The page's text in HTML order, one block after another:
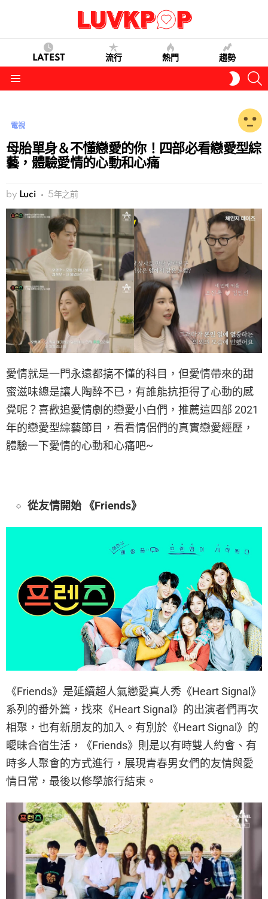
LATEST 流行 熱門 趨勢
SKIN
電視
母胎單身＆不懂戀愛的你！四部必看戀愛型綜
藝，體驗愛情的心動和心痛
by Luci 5年之前
愛情就是一門永遠都搞不懂的科目，但愛情帶來的甜
蜜滋味總是讓人陶醉不已，有誰能抗拒得了心動的感
覺呢？喜歡追愛情劇的戀愛小白們，推薦這四部 2021
年的戀愛型綜藝節目，看看情侶們的真實戀愛經歷，
體驗一下愛情的心動和心痛吧~
從友情開始 《Friends》
《Friends》是延續超人氣戀愛真人秀《Heart Signal》
系列的番外篇，找來《Heart Signal》的出演者們再次
相聚，也有新朋友的加入。有別於《Heart Signal》的
曖昧合宿生活，《Friends》則是以有時雙人約會、有
時多人聚會的方式進行，展現青春男女們的友情與愛
情日常，最後以修學旅行結束。